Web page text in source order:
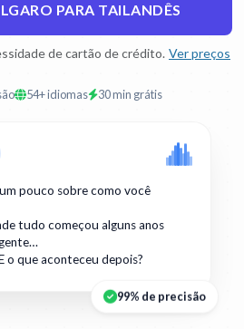
PARA TAILANDÊS
de cartão de crédito. Ver preços
54+ idiomas 30 min grátis
pouco sobre como você
tudo começou alguns anos
o que aconteceu depois?
99% de precisão